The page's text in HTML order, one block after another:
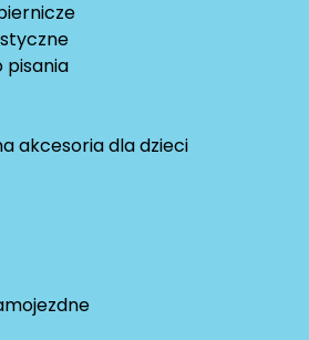
pisania
akcesoria dla dzieci